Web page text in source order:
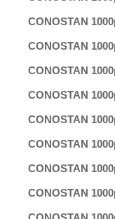
CONOSTAN
CONOSTAN
CONOSTAN
CONOSTAN
CONOSTAN
CONOSTAN
CONOSTAN
CONOSTAN